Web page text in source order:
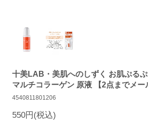
十美LAB・美肌へのしずく お肌ぷる
マルチコラーゲン 原液 【2点までメー
4540811801206
550円(税込)